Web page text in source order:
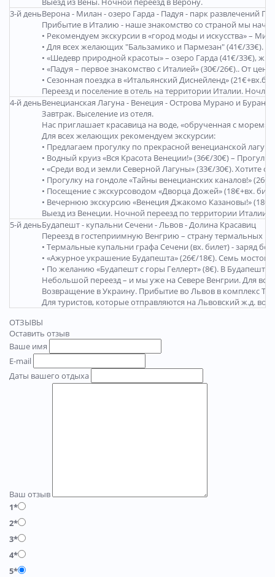
3-й деньВерона - Милан - озеро Гарда - Падуя - парк развлечений
Прибытие в Италию - наше знакомство со страной мы
• Рекомендуем экскурсии в «город моды и искусства» –
• Для всех желающих "Бальзамико и Пармезан" (41€/33€).
• «Шедевр природной красоты» – озеро Гарда (41€/33€),
• «Падуя – первое знакомство с Италией» (30€/26€).. От
• Сезонная поездка в «Итальянский Диснейленд»
Переезд и поселение в отель на территории Италии. Ночлег
4-й деньВенецианская Лагуна - Венеция - Острова Мурано и
Завтрак. Выселение из отеля.
Нас приглашает красавица на воде, «обрученная с
Для всех желающих рекомендуем экскурсии:
• Предлагаем прогулку по прекрасной венецианской
• Водный круиз «Вся Красота Венеции!» (36€/30€) –
• «Среди вод и земли Северной Лагуны» (33€/30€). Хотите
• Прогулку на гондоле «Тайны венецианских каналов!»
• Посещение с экскурсоводом «Дворца Дожей» (18€+вх.
• Вечернюю экскурсию «Венеция Джакомо Казановы!» (18€/
Выезд из Венеции. Ночной переезд по территории Италии
5-й деньБудапешт - купальни Сечени - Львов - Долина Красавиц
Переезд в гостеприимную Венгрию – страну термальных
• Термальные купальни графа Сечени (вх. билет) - заряд
• «Ажурное украшение Будапешта» (26€/18€). Семь мостов
• По желанию «Будапешт с горы Геллерт» (8€). В
Небольшой переезд – и мы уже на Севере Венгрии. Для
Возвращение в Украину. Прибытие во Львов в комплекс
Для туристов, которые отправляются на Львовский ж.д.
ОТЗЫВЫ
Оставить отзыв
Ваше имя
E-mail
Даты вашего отдыха
Ваш отзыв
1*
2*
3*
4*
5*